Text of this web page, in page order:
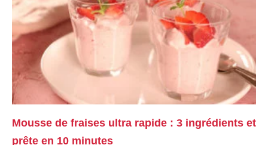
Mousse de fraises ultra rapide : 3 ingrédients et
prête en 10 minutes